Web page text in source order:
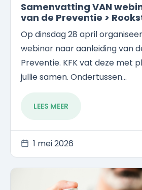
Samenvatting VAN
van de Preventie >
Op dinsdag 28 april
webinar naar aanleiding van
Preventie. KFK vat deze met
jullie samen. Ondertussen...
LEES MEER
1 mei 2026